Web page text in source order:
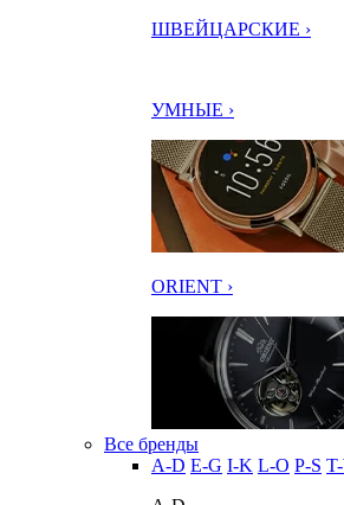
ШВЕЙЦАРСКИЕ ›
УМНЫЕ ›
ORIENT ›
Все бренды
A-D E-G I-K L-O P-S